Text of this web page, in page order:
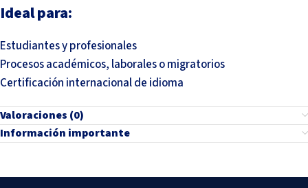
Ideal para:
Estudiantes y profesionales
Procesos académicos, laborales o migratorios
Certificación internacional de idioma
Valoraciones (0)
Información importante